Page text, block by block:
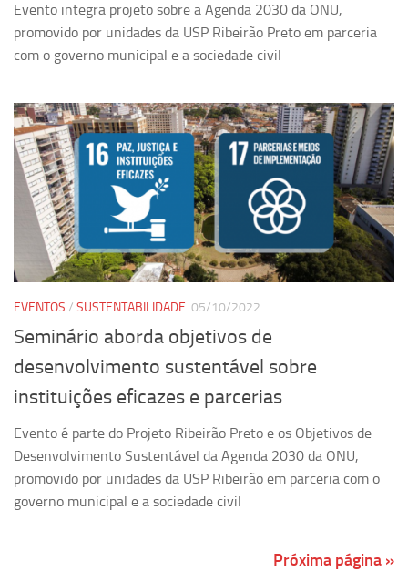
Evento integra projeto sobre a Agenda 2030 da ONU,
promovido por unidades da USP Ribeirão Preto em parceria
com o governo municipal e a sociedade civil
EVENTOS / SUSTENTABILIDADE 05/10/2022
Seminário aborda objetivos de
desenvolvimento sustentável sobre
instituições eficazes e parcerias
Evento é parte do Projeto Ribeirão Preto e os Objetivos de
Desenvolvimento Sustentável da Agenda 2030 da ONU,
promovido por unidades da USP Ribeirão em parceria com o
governo municipal e a sociedade civil
Próxima página »